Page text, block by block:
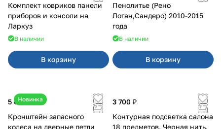
Комплект ковриков панели
приборов и консоли на
Ларкуз
В наличии
В корзину
Пенолитье (Рено
Логан,Сандеро) 2010-2015
года
В наличии
В корзину
Новинка
5 050 ₽
Кронштейн запасного
колеса на дверные петли
3 700 ₽
Контурная подсветка салона
18 предметов. Черная нить.